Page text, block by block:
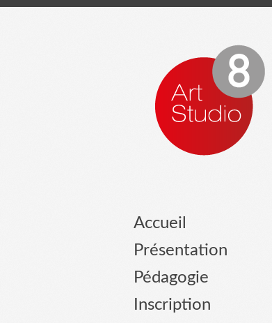
Accueil
Présentation
Pédagogie
Inscription